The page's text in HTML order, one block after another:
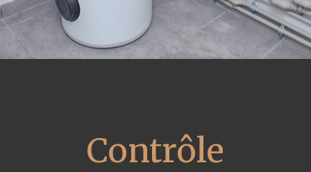
Contrôle